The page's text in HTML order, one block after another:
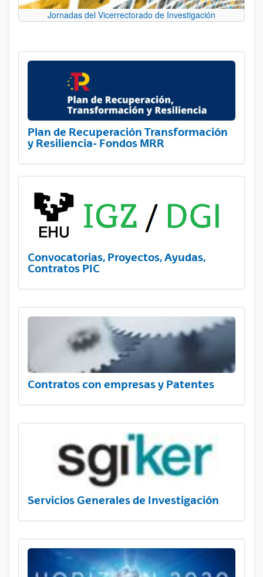
Jornadas del Vicerrectorado de Investigación
Plan de Recuperación Transformación
y Resiliencia- Fondos MRR
Convocatorias, Proyectos, Ayudas,
Contratos PIC
Contratos con empresas y Patentes
Servicios Generales de Investigación